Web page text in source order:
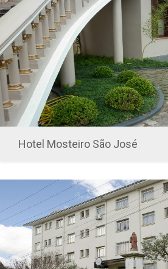
Hotel Mosteiro São José